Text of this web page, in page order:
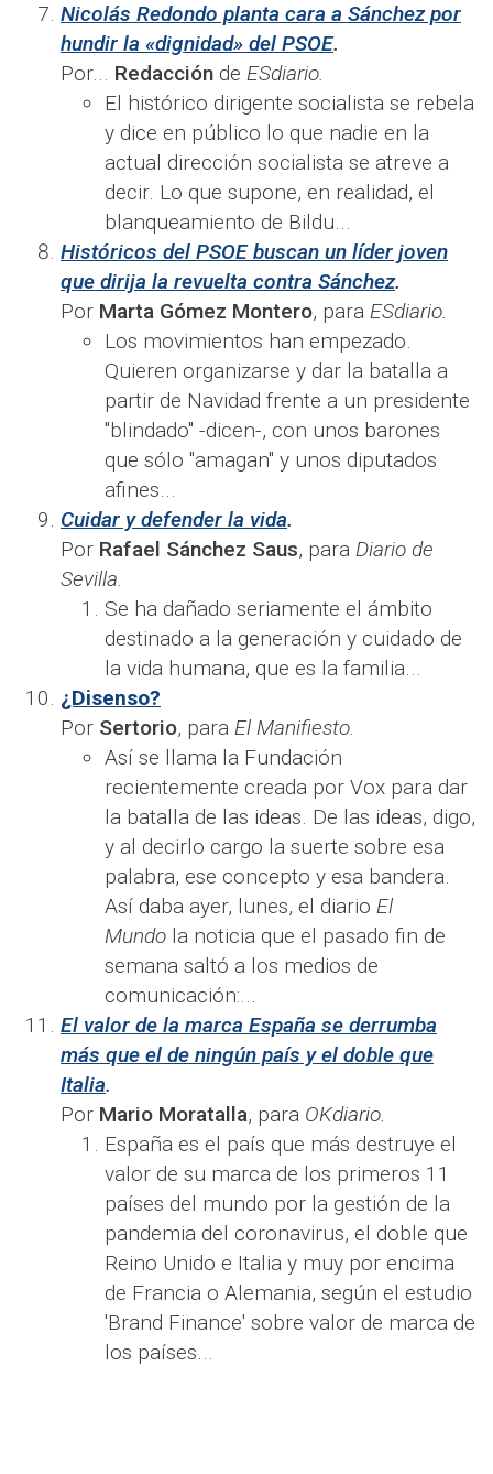
Nicolás Redondo planta cara a Sánchez por
hundir la «dignidad» del PSOE.
Por... Redacción de ESdiario.
El histórico dirigente socialista se rebela
y dice en público lo que nadie en la
actual dirección socialista se atreve a
decir. Lo que supone, en realidad, el
blanqueamiento de Bildu.​..​
Históricos del PSOE buscan un líder joven
que dirija la revuelta contra Sánchez.
Por Marta Gómez Montero, para ESdiario.
Los movimientos han empezado.
Quieren organizarse y dar la batalla a
partir de Navidad frente a un presidente
"blindado" -dicen-, con unos barones
que sólo "amagan" y unos diputados
afines...
Cuidar y defender la vida.
Por Rafael Sánchez Saus, para Diario de
Sevilla.
Se ha dañado seriamente el ámbito
destinado a la generación y cuidado de
la vida humana, que es la familia...
¿Disenso?
Por Sertorio, para El Manifiesto.
Así se llama la Fundación
recientemente creada por Vox para dar
la batalla de las ideas. De las ideas, digo,
y al decirlo cargo la suerte sobre esa
palabra, ese concepto y esa bandera.
Así daba ayer, lunes, el diario El
Mundo la noticia que el pasado fin de
semana saltó a los medios de
comunicación:​​...
El valor de la marca España se derrumba
más que el de ningún país y el doble que
Italia.
Por Mario Moratalla, para OKdiario.
España es el país que más destruye el
valor de su marca de los primeros 11
países del mundo por la gestión de la
pandemia del coronavirus, el doble que
Reino Unido e Italia y muy por encima
de Francia o Alemania, según el estudio
'Brand Finance' sobre valor de marca de
los países...